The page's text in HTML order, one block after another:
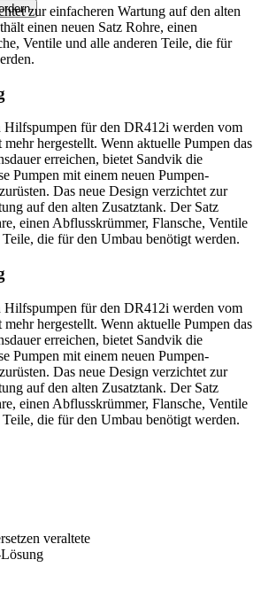
zur einfacheren Wartung auf den alten
einen neuen Satz Rohre, einen
Ventile und alle anderen Teile, die für
Hilfspumpen für den DR412i werden vom
hergestellt. Wenn aktuelle Pumpen das
erreichen, bietet Sandvik die
Pumpen mit einem neuen Pumpen-
Das neue Design verzichtet zur
auf den alten Zusatztank. Der Satz
einen Abflusskrümmer, Flansche, Ventile
die für den Umbau benötigt werden.
Hilfspumpen für den DR412i werden vom
hergestellt. Wenn aktuelle Pumpen das
erreichen, bietet Sandvik die
Pumpen mit einem neuen Pumpen-
Das neue Design verzichtet zur
auf den alten Zusatztank. Der Satz
einen Abflusskrümmer, Flansche, Ventile
die für den Umbau benötigt werden.
veraltete​